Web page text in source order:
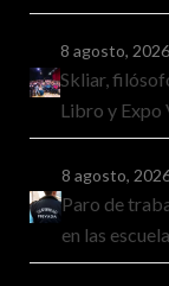
8 agosto, 2026
Skliar,
Libro y Expo
8 agosto,
Paro de
en las